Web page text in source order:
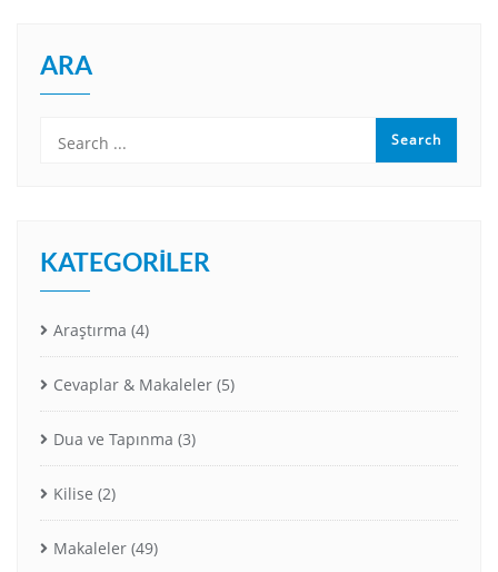
ARA
KATEGORILER
Araştırma (4)
Cevaplar & Makaleler (5)
Dua ve Tapınma (3)
Kilise (2)
Makaleler (49)